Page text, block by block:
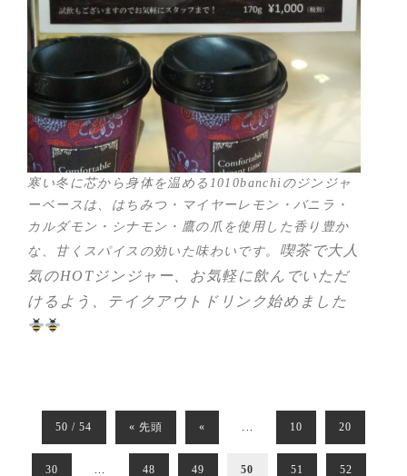
寒い冬に芯から身体を温める1010banchiのジンジャ
ーベースは、はちみつ・マイヤーレモン・バニラ・
カルダモン・シナモン・鷹の爪を使用した香り豊か
な、甘くスパイスの効いた味わいです。 喫茶で大人
気のHOTジンジャー、お気軽に飲んでいただ
けるよう、テイクアウトドリンク始めました
50 / 54 « 先頭 « 10 20
30 48 49 50 51 52